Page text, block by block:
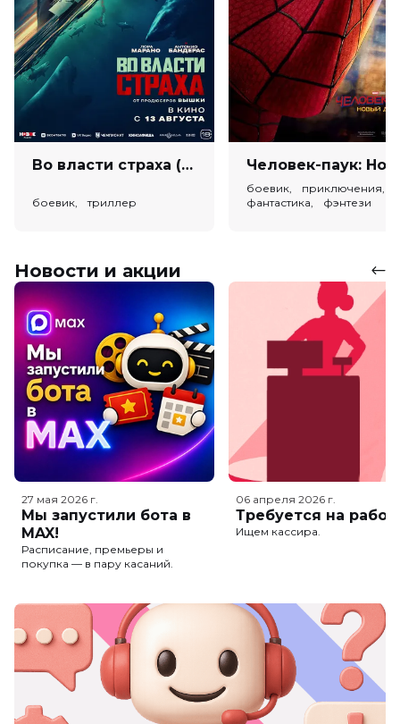
Во власти страха (18+)
боевик, триллер
боевик, приключения,
фантастика, фэнтези
Новости и акции
27 мая 2026 г.
Мы запустили бота в
MAX!
Расписание, премьеры и
покупка — в пару касаний.
06 апреля 2026 г.
Требуется на
Ищем кассира.